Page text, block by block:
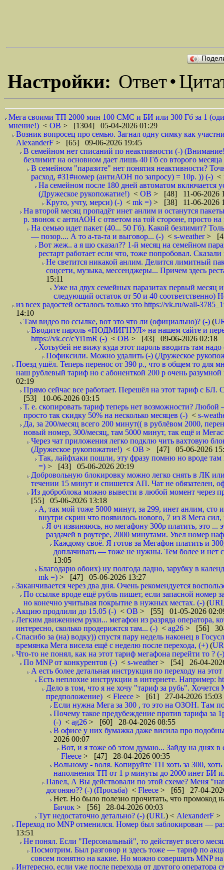
Настройки: Ответ•
Мега своими ТП 2000 мин 100 СМС и БИ или 300 Гб за 1
мнение!) < ОВ > [1304] 05-04-2026 01:29
Возник вопросец про семью. Загнал одну симку как
AlexanderF > [65] 09-06-2026 19:45
В семейном нет списаний по неактивности (-)
безлимит на основном дает лишь 40 Гб со второго месяца
В семейном "паразите" нет понятия неактивности?
расход, #31#номер (антиАОН по запросу) = 10р. )) (-) <
На семейном после 180 дней автоматом включается
(Дружеское рукопожатие!) < ОВ > [48] 11-06-2026
Круто, учту, мерси) (-) < mk =) > [38] 11-06-2026
На второй месяц пропадёт инет анлим и останутся
р. звонок с антиАОН с ответом на той стороне, просто
На семью идет пакет (40... 50 Гб). Какой безлимит?
— позор.... А то а-та-та и выговор... (-) < s-weather>
Вот жеж.. а я шо сказал?? 1-й месяц на семейном
рестарт работает если что, тоже попробовал.
Не светится никакой анлим. Делится лимитный
соцсети, музыка, мессенджеры... Причем здесь
15:11
Уже на двух семейных паразитах первый месяц
следующий остаток от 50 и 40 соответственно)
из всех радостей осталось только это https://vk.ru/wall-
14:10
Там видео по ссылке, вот это что ли (официально)? (-) (
Вводите пароль «ПОДМИГНУЛ» на нашем сайте и
https://vk.cc/cYi1mR (-) < ОВ > [43] 09-06-2026 02:18
Хотьубей не вижу куда этот пароль вводить там надо
Пофиксили. Можно удалить (-) (Дружеское
Поезд ушёл. Теперь перенос от 390 р., что в общем то для
наш рублевый тариф но с абоненткой 200 р очень
02:19
Прямо сейчас все работает. Перешёл на этот тариф с
[53] 10-06-2026 03:15
Т. е. скопировать тариф теперь нет возможности?
просто так скидку 50% на несколько месяцев (-) < s-
Да, за 200/месяц всего 200 минут(( в рублёвом 2000,
новый номер, 300/месяц, там 5000 минут, так ещё и
Через чат приложения легко подклю чить вахтовую
(Дружеское рукопожатие!) < ОВ > [47] 05-06-2026
Так, лайфхаки пошли, эту фразу помню но вроде там
=) > [43] 05-06-2026 20:19
Добровольную блокировку можно легко снять в ЛК
течении 15 минут и спишется АП. Чат не обязателен,
Из доброблока можно вывести в любой момент через
[55] 05-06-2026 13:18
А, так мой тоже 5000 минут, за 299, инет анлим,
внутри скрин что появилось нового, 7 из 8 Мега
Я оч извиняюсь, но мегафону 300р платить, это ...
раздачей в роутере, 2000 минутами. Увел номер
Каждому своё. Я готов за Мегафон платить и
доплачивать — тоже не нужны. Тем более и нет
13:05
Благодарю обоих) ну полгода ладно, зарубку в
mk =) > [47] 05-06-2026 13:27
Заканчивается через два дня. Очень рекомендуется
По ссылке вроде ещё рубль пишет, если запасной номер
но конечно учитывая покрытие в нужных местах. (-) (
Акцию продлили до 15.05 (-) < ОВ > [55] 01-05-2026
Легким движением руки... мегафон из разряда оператора,
интересно, сколько продерижтся там... (-) < ag26 > [56] 30-
Спасибо за (на) водку)) спустя пару недель наконец в
времянка Мега висела ещё с неделю после перехода, (+) (
Что-то не понял, как на этот тариф мегафона перейти то ? (-)
По MNP от конкурентов (-) < s-weather> [54] 26-04-
А есть более детальная инструкция по переходу на
Есть неплохие инструкции в интернете. Например:
Дело в том, что я не хочу "тариф за рубь".
предположение) < Fleece > [61] 27-04-2026 15:03
Если нужна Мега за 300 , то это на ОЗОН. Там
Почему такое предубеждение против тарифа за
(-) < ag26 > [60] 28-04-2026 08:55
В офисе у них бумажка даже висила про
2026 00:07
Вот, и я тоже об этом думаю... Зайду на днях
Fleece > [47] 28-04-2026 00:35
Вольному - воля. Копируйте ТП хоть за 300,
наполнения ТП от 1 р минуты до 2000 инет БИ
Павел, А Вы действовали по этой схеме? Меня
догоняю?? (-) (Просьба) < Fleece > [65] 27-04-
Нет. Но было полезно прочитать, что промокод
Бичок > [56] 28-04-2026 00:03
Тут недостаточно детально? (-) (URL) < AlexanderF >
Переход по MNP отменился. Номер был заблокирован —
13:51
Не понял. Если "Персональный", то действует всего
Посмотрим. Был разговор и здесь тоже — тариф по
совсем понятно на какие. Но можно совершить MNP
Интересно, если уже после перехода от другого